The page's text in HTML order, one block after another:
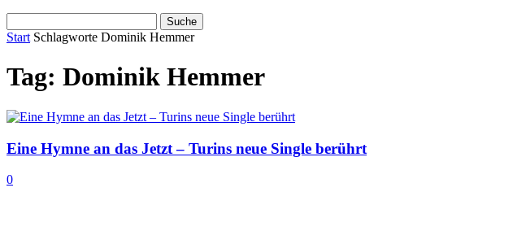
Start Schlagworte Dominik Hemmer
Tag: Dominik Hemmer
Eine Hymne an das Jetzt – Turins neue Single berührt
0